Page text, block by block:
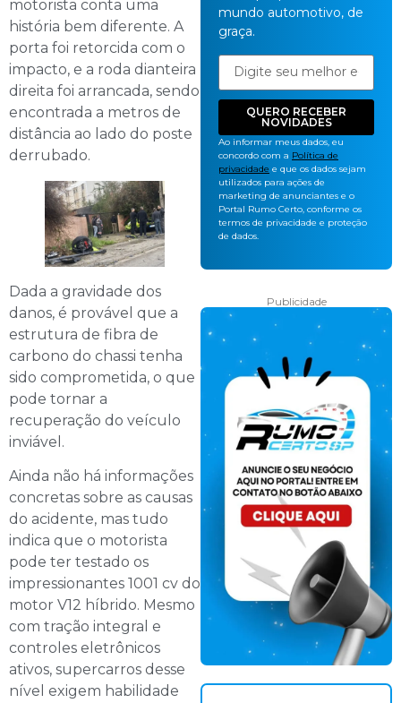
motorista conta uma
história bem diferente. A
porta foi retorcida com o
impacto, e a roda dianteira
direita foi arrancada, sendo
encontrada a metros de
distância ao lado do poste
derrubado.
Dada a gravidade dos
danos, é provável que a
estrutura de fibra de
carbono do chassi tenha
sido comprometida, o que
pode tornar a
recuperação do veículo
inviável.
Ainda não há informações
concretas sobre as causas
do acidente, mas tudo
indica que o motorista
pode ter testado os
impressionantes 1001 cv do
motor V12 híbrido. Mesmo
com tração integral e
controles eletrônicos
ativos, supercarros desse
nível exigem habilidade
mundo automotivo, de
graça.
QUERO RECEBER
NOVIDADES
Ao informar meus dados, eu
concordo com a Política de
privacidade e que os dados sejam
utilizados para ações de
marketing de anunciantes e o
Portal Rumo Certo, conforme os
termos de privacidade e proteção
de dados.
Publicidade